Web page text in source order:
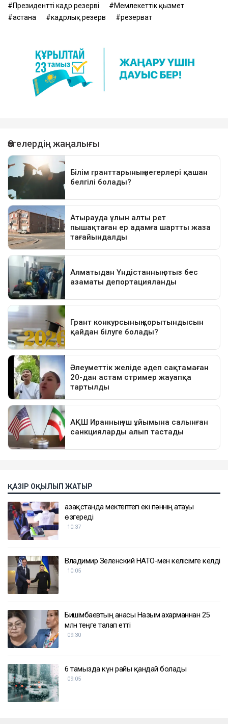
Президенттің кадр резерві
Мемлекеттік қызмет
астана
кадрлық резерв резерват
ҚАЗІР ОҚЫЛЫП ЖАТЫР
Қазақстанда мектептегі екі пәннің атауы
өзгереді
10:37
Владимир Зеленский НАТО-мен келісімге келді
10:05
Бишімбаевтың анасы Назым Қахарманнан 25
млн теңге талап етті
09:30
6 тамызда күн райы қандай болады
09:05